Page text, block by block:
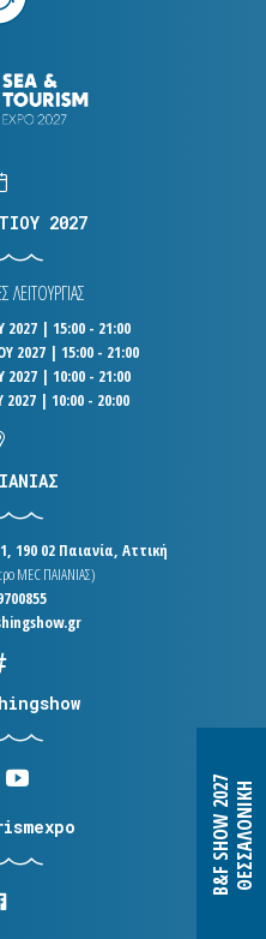
B&F SHOW 2027ΘΕΣΣΑΛΟΝΙΚΗ
2027
| 15:00 - 21:00
2027 | 15:00 - 21:00
| 10:00 - 21:00
| 10:00 - 20:00
190 02 Παιανία, Αττική
MEC ΠΑΙΑΝΙΑΣ)